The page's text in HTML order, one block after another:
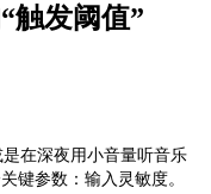
触发阈值”
在深夜用小音量听音乐
键参数：输入灵敏度。